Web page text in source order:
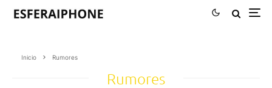
Inicio Rumores
Rumores